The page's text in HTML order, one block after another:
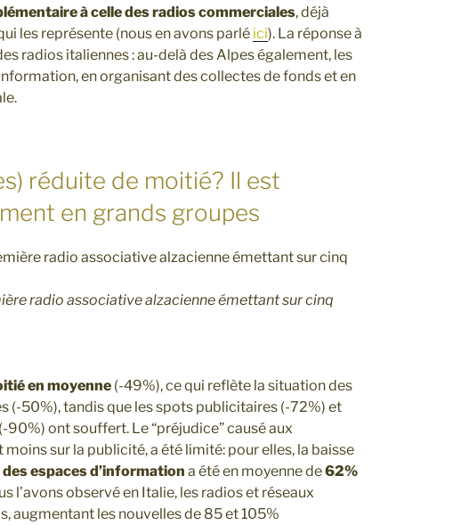
à celle des radios commerciales, déjà
les représente (nous en avons parlé ici). La réponse à
radios italiennes : au-delà des Alpes également, les
en organisant des collectes de fonds et en
réduite de moitié? Il est
en grands groupes
radio associative alzacienne émettant sur cinq
en moyenne (-49%), ce qui reflète la situation des
(-50%), tandis que les spots publicitaires (-72%) et
ont souffert. Le “préjudice” causé aux
sur la publicité, a été limité: pour elles, la baisse
espaces d’information a été en moyenne de62%
l’avons observé en Italie, les radios et réseaux
augmentant les nouvelles de 85 et 105%